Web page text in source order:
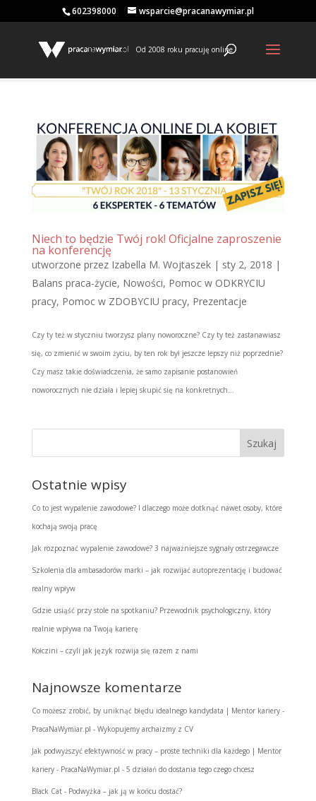
602398000 wsparcie@pracanawymiar.pl
Od 2008 roku pracuję online
Niech to będzie Twój rok! Oficjalne zaproszenie
na konferencję
utworzone przez Izabella M. Wojtaszek| sty 2, 2018 |
Balans praca-życie, Nowości, Pomoc w ODKRYCIU
pracy, Pomoc w ZDOBYCIU pracy, Prezentacje
Czy ty też w styczniu tworzysz plany noworoczne? Czy ty też zastanawiasz
się, co zmienić w swoim życiu, by ten rok był jeszcze lepszy niż poprzednie?
Czy masz takie doświadczenia, że samo zapisanie postanowień
noworocznych nie działa i lepiej skupić się na konkretnych...
Ostatnie wpisy
Co to jest wypalenie zawodowe? I dlaczego może dotknąć nawet osoby, które
kochają swoją pracę
Jak rozpoznać wypalenie zawodowe? 3 najważniejsze sygnały ostrzegawcze
Szkolenia dla ambasadorów marki – jak rozwijać autoprezentację i budować
realny wpływ
Gdzie usiąść przy stole na spotkaniu? Przewodnik psychologiczny, który
realnie wpływa na Twoją karierę
Kołczini – czyli jak język rozwija się razem z nami
Najnowsze komentarze
Co możesz zrobić, by uniknąć błędu idealnego kandydata | Mentor kariery -
PracaNaWymiar.pl - Wykopujemy archaizmy z CV
Jak podwyższyć efektywność w pracy – proste techniki dla każdego | Mentor
kariery - PracaNaWymiar.pl - 5 działań do dostania tego czego chcesz
Black Cat- Podwyżka – jak ją w końcu dostać?